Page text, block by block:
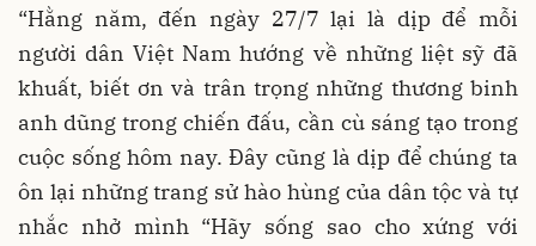
“Hằng năm, đến ngày 27/7 lại là dịp để mỗi
người dân Việt Nam hướng về những liệt sỹ đã
khuất, biết ơn và trân trọng những thương binh
anh dũng trong chiến đấu, cần cù sáng tạo trong
cuộc sống hôm nay. Đây cũng là dịp để chúng ta
ôn lại những trang sử hào hùng của dân tộc và tự
nhắc nhở mình “Hãy sống sao cho xứng với